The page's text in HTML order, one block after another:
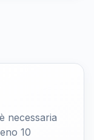
necessaria
10